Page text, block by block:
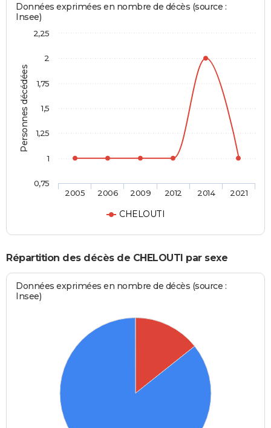
Personnes décédées
Données exprimées en nombre de décès (source :
Insee)
CHELOUTI
2005 2006 2009 2012 2014 2021
0,75
1
1,25
1,5
1,75
2
2,25
Répartition des décès de CHELOUTI par sexe
Données exprimées en nombre de décès (source :
Insee)